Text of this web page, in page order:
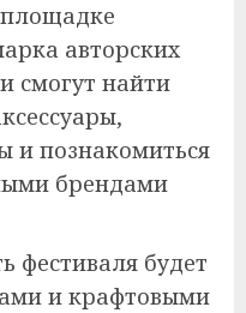
авторских
смогут найти
и познакомиться
брендами
фестиваля будет
и крафтовыми